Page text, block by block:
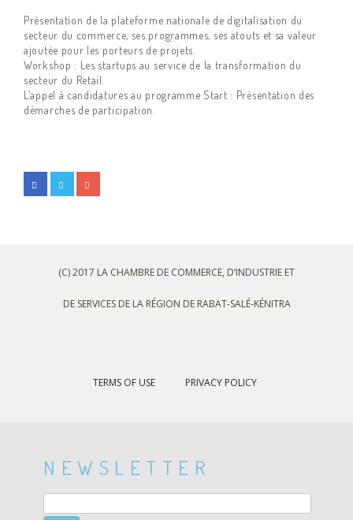
Présentation de la plateforme nationale de digitalisation du
secteur du commerce, ses programmes, ses atouts et sa valeur
ajoutée pour les porteurs de projets.
Workshop : Les startups au service de la transformation du
secteur du Retail.
L’appel à candidatures au programme Start : Présentation des
démarches de participation.
(C) 2017 LA CHAMBRE DE COMMERCE, D’INDUSTRIE ET
DE SERVICES DE LA RÉGION DE RABAT-SALÉ-KÉNITRA
TERMS OF USE PRIVACY POLICY
NEWSLETTER